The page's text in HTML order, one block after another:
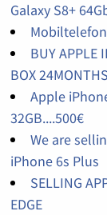
Galaxy S8+
Mobiltelefon
BUY APPLE
BOX
Apple
32GB....500€
We are
iPhone 6s Plus
SELLING
EDGE